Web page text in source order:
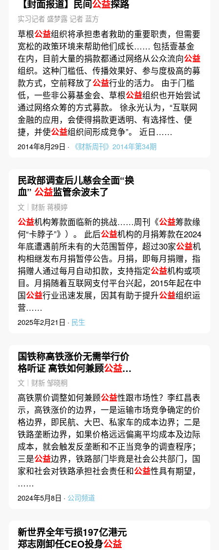
【封面报道】民间公益探路
实习记者 盛梦露 记者 蓝方
草根公益组织将承担患者救助的重要职责，但需要
宽松的政策环境来帮助他们成长…… 包括壹基金
在内，目前大量的捐款都通过网络从公众流向公益
组织。这种门槛低、传播效果好、参与度极高的募
款方式，空前释放了公益行业的活力。 由于门槛
低，一些非公募基金会、草根公益组织也开始尝试
通过网络众筹的方式募款。 徐永光认为，“互联网
金融的应用，会使得捐款更透明、有选择性、便
捷，并使公益组织间形成竞争”。 近日……
2014年8月29日 · 《财新周刊》2014年第34期
民政部调查后儿慈会全面“换
血” 公益监管余波未了
文｜财新 蒋模婷
公益机构筹款面临新的挑战……周刊《公益筹款缘
何“卡脖子”》）。 此后公益机构的月捐筹款在2024
年底遭遇前所未有的大范围暂停，超过30家公益机
构相继发布月捐暂停公告。月捐，即每月捐赠，指
捐赠人通过每月自动扣款，支持指定公益机构或项
目。月捐随着互联网支付平台兴起，2015年起在中
国公益行业迅速发展，因其有助于提升公益组织运
营……
2025年2月21日 · 民生
国铁称高铁涨价无需举行价
格听证 高铁如何兼顾公益
性？
文｜财新 邹晓桐
高铁票价调整如何兼顾公益性跟市场性？李红昌表
示，高铁涨价的边界，一是运输市场竞争确定的价
格边界，即民航、大巴、私家车的成本边界；二是
铁路垄断边界，如果价格远远偏离平均成本及边际
成本，就会触发反垄断和不正当竞争的调查程序；
三是公益边界，铁路部门毕竟是社会公共部门，国
家和社会对铁路承担社会责任和公益性具有期望，
……
2024年5月8日 · 公司频道
新世界全年亏损197亿港元
郑志刚卸任CEO投身公益